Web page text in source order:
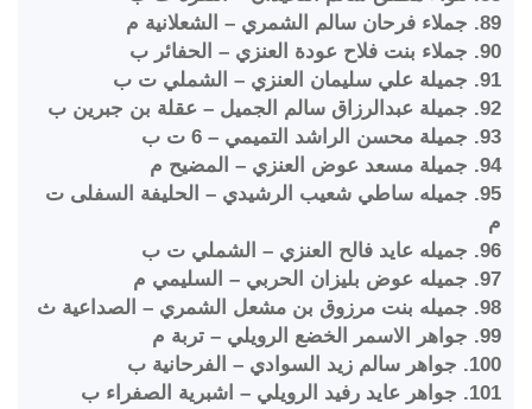
89. جملاء فرحان سالم الشمري – الشعلانية م
90. جملاء بنت فلاح عودة العنزي – الحفائر ب
91. جميلة علي سليمان العنزي – الشملي ت ب
92. جميلة عبدالرزاق سالم الجميل – عقلة بن جبرين ب
93. جميلة محسن الراشد التميمي – 6 ت ب
94. جميلة مسعد عوض العنزي – المضيح م
95. جميله ساطي شعيب الرشيدي – الحليفة السفلى ت
م
96. جميله عايد فالح العنزي – الشملي ت ب
97. جميله عوض بليزان الحربي – السليمي م
98. جميله بنت مرزوق بن مشعل الشمري – الصداعية ث
99. جواهر الاسمر الخضع الرويلي – تربة م
100. جواهر سالم زيد السوادي – الفرحانية ب
101. جواهر عايد رفيد الرويلي – اشبرية الصفراء ب